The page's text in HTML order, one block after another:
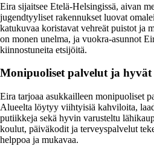
Eira sijaitsee Etelä-Helsingissä, aivan
jugendtyyliset rakennukset luovat
katukuvaa koristavat vehreät puistot ja
on monen unelma, ja vuokra-asunnot
kiinnostuneita etsijöitä.
Monipuoliset palvelut ja
Eira tarjoaa asukkailleen monipuoliset
Alueelta löytyy viihtyisiä kahviloita,
putiikkeja sekä hyvin varusteltu
koulut, päiväkodit ja terveyspalvelut
helppoa ja mukavaa.